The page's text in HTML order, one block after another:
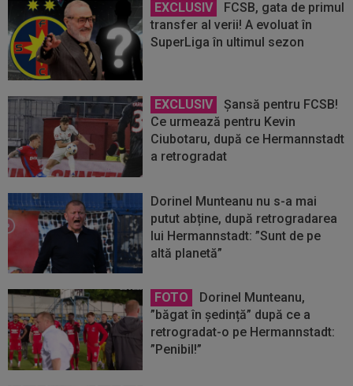
EXCLUSIV
FCSB, gata de primul
transfer al verii! A evoluat în
SuperLiga în ultimul sezon
EXCLUSIV
Șansă pentru FCSB!
Ce urmează pentru Kevin
Ciubotaru, după ce Hermannstadt
a retrogradat
Dorinel Munteanu nu s-a mai
putut abține, după retrogradarea
lui Hermannstadt: ”Sunt de pe
altă planetă”
FOTO
Dorinel Munteanu,
”băgat în ședință” după ce a
retrogradat-o pe Hermannstadt:
”Penibil!”